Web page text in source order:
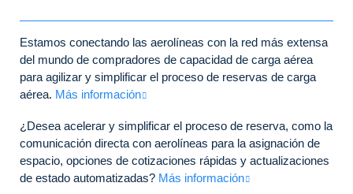
Estamos conectando las aerolíneas con la red más extensa
del mundo de compradores de capacidad de carga aérea
para agilizar y simplificar el proceso de reservas de carga
aérea. Más información
¿Desea acelerar y simplificar el proceso de reserva, como la
comunicación directa con aerolíneas para la asignación de
espacio, opciones de cotizaciones rápidas y actualizaciones
de estado automatizadas? Más información